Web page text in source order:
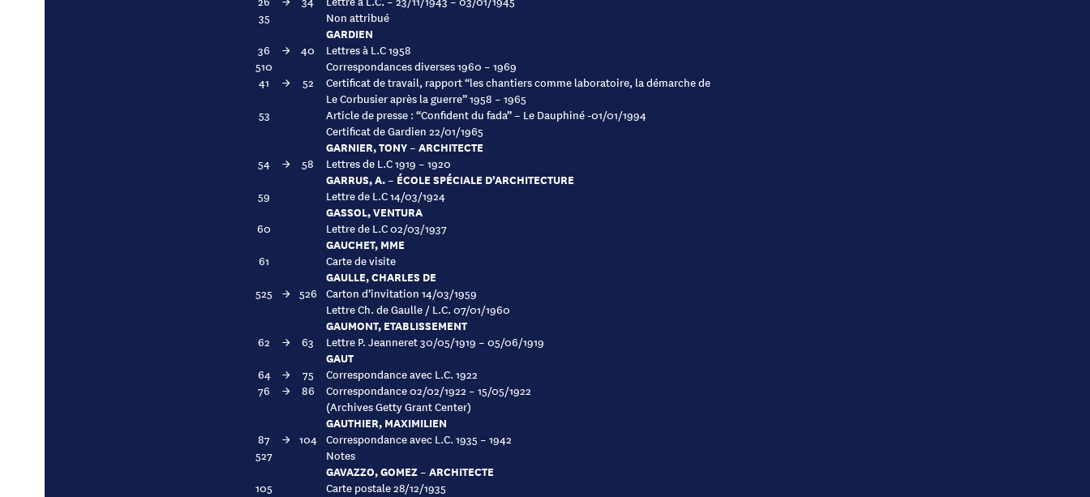
35
Non attribué
GARDIEN
36 → 40
Lettres à L.C 1958
510
Correspondances diverses 1960 – 1969
41
→ 52
Certificat de travail, rapport “les chantiers comme laboratoire, la démarche de
Le Corbusier après la guerre” 1958 – 1965
53
Article de presse : “Confident du fada” – Le Dauphiné -01/01/1994
Certificat de Gardien 22/01/1965
GARNIER, TONY – ARCHITECTE
54 → 58 Lettres de L.C 1919 – 1920
GARRUS, A. – ÉCOLE SPÉCIALE D’ARCHITECTURE
59 Lettre de L.C 14/03/1924
GASSOL, VENTURA
60 Lettre de L.C 02/03/1937
GAUCHET, MME
61 Carte de visite
GAULLE, CHARLES DE
525 → 526 Carton d’invitation 14/03/1959
Lettre Ch. de Gaulle / L.C. 07/01/1960
GAUMONT, ETABLISSEMENT
62 → 63 Lettre P. Jeanneret 30/05/1919 – 05/06/1919
GAUT
64 → 75
Correspondance avec L.C. 1922
76
→ 86
Correspondance 02/02/1922 – 15/05/1922
(Archives Getty Grant Center)
GAUTHIER, MAXIMILIEN
87 → 104 Correspondance avec L.C. 1935 – 1942
527
Notes
GAVAZZO, GOMEZ – ARCHITECTE
105
Carte postale 28/12/1935